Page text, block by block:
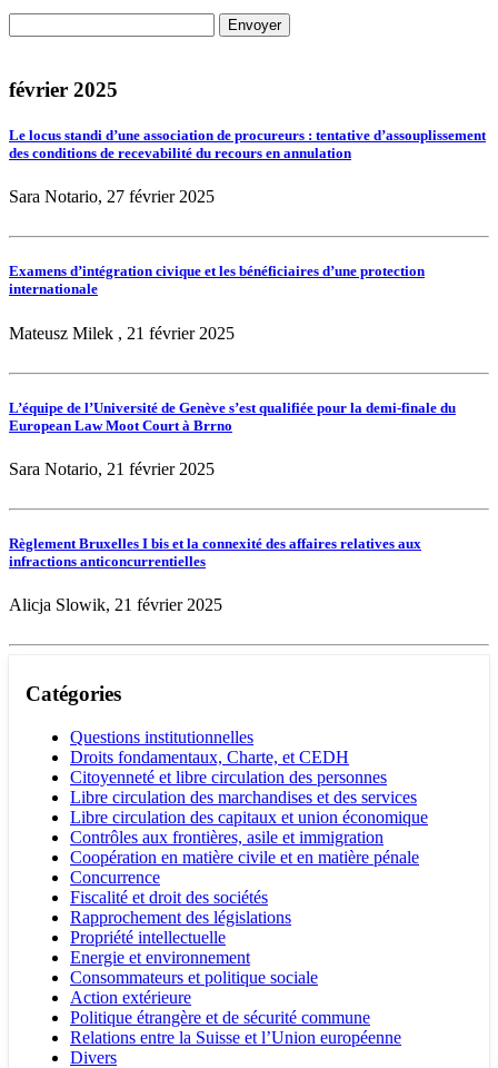
février 2025
Le locus standi d’une association de procureurs : tentative d’assouplissement
des conditions de recevabilité du recours en annulation
Sara Notario, 27 février 2025
Examens d’intégration civique et les bénéficiaires d’une protection
internationale
Mateusz Milek , 21 février 2025
L’équipe de l’Université de Genève s’est qualifiée pour la demi-finale du
European Law Moot Court à Brrno
Sara Notario, 21 février 2025
Règlement Bruxelles I bis et la connexité des affaires relatives aux
infractions anticoncurrentielles
Alicja Slowik, 21 février 2025
Catégories
Questions institutionnelles
Droits fondamentaux, Charte, et CEDH
Citoyenneté et libre circulation des personnes
Libre circulation des marchandises et des services
Libre circulation des capitaux et union économique
Contrôles aux frontières, asile et immigration
Coopération en matière civile et en matière pénale
Concurrence
Fiscalité et droit des sociétés
Rapprochement des législations
Propriété intellectuelle
Energie et environnement
Consommateurs et politique sociale
Action extérieure
Politique étrangère et de sécurité commune
Relations entre la Suisse et l’Union européenne
Divers